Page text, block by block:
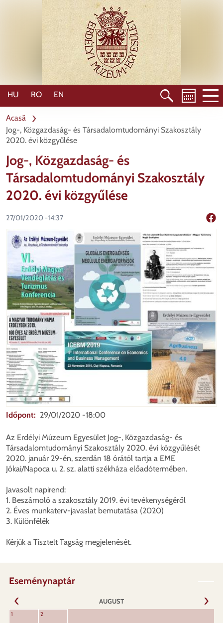
HU RO EN
Acasă
Jog-, Közgazdaság- és Társadalomtudományi Szakosztály
2020. évi közgyűlése
Jog-, Közgazdaság- és
Társadalomtudományi Szakosztály
2020. évi közgyűlése
27/01/2020 -14:37
Időpont 29/01/2020 -18:00
Az Erdélyi Múzeum Egyesület Jog-, Közgazdaság- és
Társadalomtudományi Szakosztály 2020. évi közgyűlését
2020. január 29-én, szerdán 18 órától tartja a EME
Jókai/Napoca u. 2. sz. alatti székháza előadótermében.
Javasolt napirend:
1. Beszámoló a szakosztály 2019. évi tevékenységéről
2. Éves munkaterv-javaslat bemutatása (2020)
3. Különfélék
Kérjük a Tisztelt Tagság megjelenését.
Eseménynaptár
ANTERIOR
AUGUST
1 2